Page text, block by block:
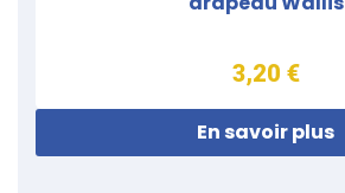
3,20 €
En savoir plus